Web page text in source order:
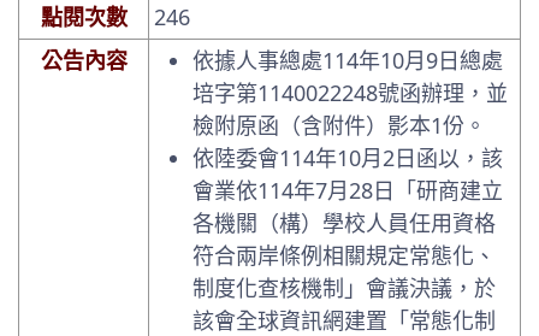
點閱次數
246
公告內容
依據人事總處114年10月9日總處
培字第1140022248號函辦理，並
檢附原函（含附件）影本1份。
依陸委會114年10月2日函以，該
會業依114年7月28日「研商建立
各機關（構）學校人員任用資格
符合兩岸條例相關規定常態化、
制度化查核機制」會議決議，於
該會全球資訊網建置「常態化制